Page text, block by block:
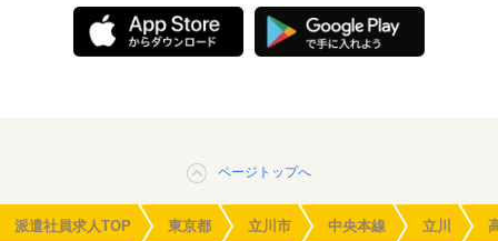
ページトップへ
派遣社員求人TOP 東京都 立川市 中央本線 立川